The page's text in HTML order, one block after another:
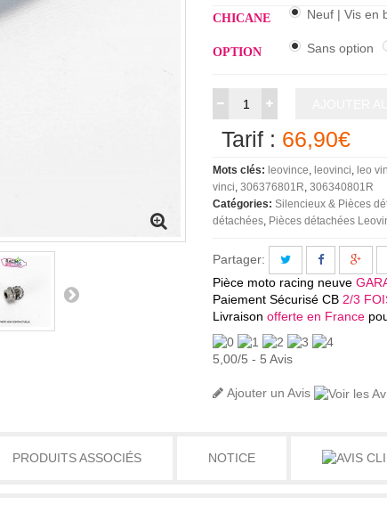
CHICANE Neuf | Vis en
OPTION Sans option
Tarif : 66,90€
Mots clés: leovince leovinci leo
vinci 306376801R 306340801R
Catégories: Silencieux & Pièces
détachées Pièces détachées
Partager:
Pièce moto racing neuve
Paiement Sécurisé CB 2/3
Livraison offerte en France
5,00/5 - 5 Avis
Ajouter un Avis
PRODUITS ASSOCIÉS NOTICE